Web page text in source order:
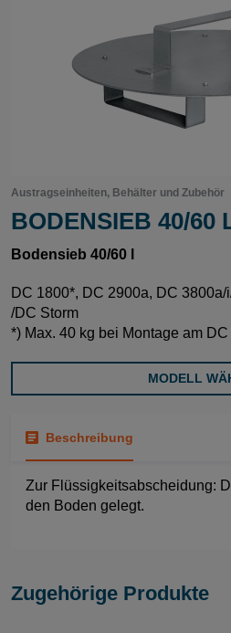
Austragseinheiten, Behälter und Zubehör
BODENSIEB 40/60
Bodensieb 40/60 l
DC 1800*, DC 2900a, DC
/DC Storm
*) Max. 40 kg bei Montage am
MODELL
Beschreibung
Zur Flüssigkeitsabscheidung:
den Boden gelegt.
Zugehörige Produkte